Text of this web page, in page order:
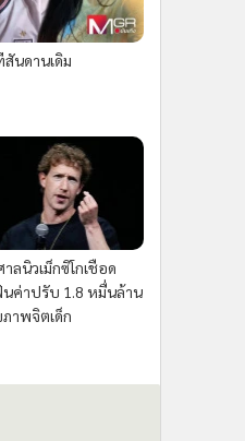
สันดานเดิม
ลนิวเม็กซิโกเชือด
ค่าปรับ 1.8 หมื่นล้าน
าพจิตเด็ก